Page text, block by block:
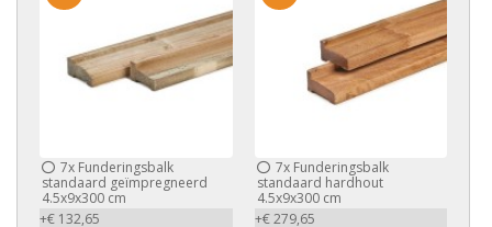
7x Funderingsbalk
standaard geïmpregneerd
4.5x9x300 cm
+€ 132,65
7xFunderingsbalk
standaard hardhout
4.5x9x300 cm
+€ 279,65